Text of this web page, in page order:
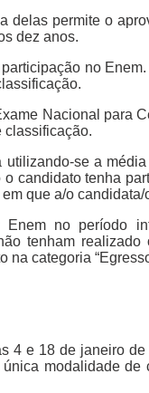
permite o
dez anos.
no
Nacional para
classificação.
se a
candidato tenha
que a/o
no período
tenham
categoria
4 e 18 de janeiro
modalidade